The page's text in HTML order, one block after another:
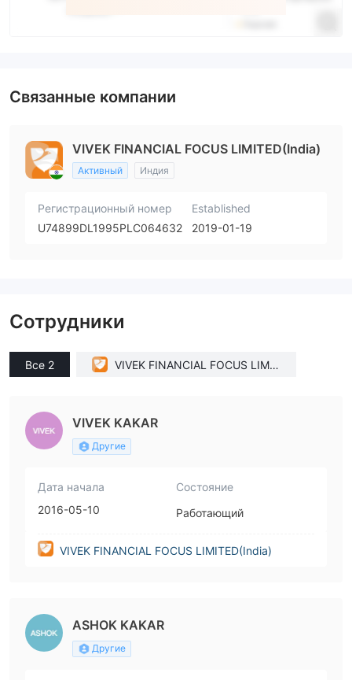
Связанные компании
VIVEK FINANCIAL FOCUS LIMITED(India)
Активный Индия
Регистрационный номер
U74899DL1995PLC064632
Established
2019-01-19
Сотрудники
Все 2
VIVEK FINANCIAL FOCUS LIMIT
VIVEK KAKAR
Другие
Дата начала
2016-05-10
Состояние
Работающий
VIVEK FINANCIAL FOCUS LIMITED(India)
ASHOK KAKAR
Другие